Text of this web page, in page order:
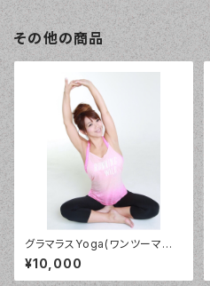
その他の商品
グラマラスYoga(ワンツーマン）
ZOOMチケット
¥10,000